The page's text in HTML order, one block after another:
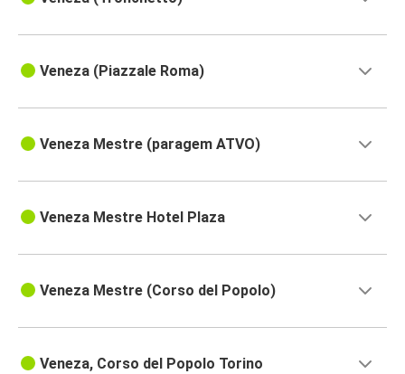
Veneza (Piazzale Roma)
Veneza Mestre (paragem ATVO)
Veneza Mestre Hotel Plaza
Veneza Mestre (Corso del Popolo)
Veneza, Corso del Popolo Torino